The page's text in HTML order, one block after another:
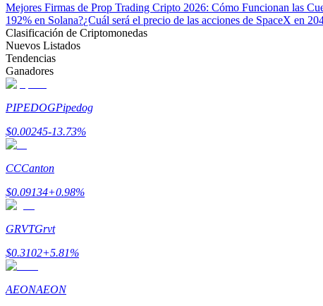
Power Piggy
Gana recompensas competitivas diariamente
Staking
Alta rentabilidad y acceso instantáneo
Mejores Firmas de Prop Trading Cripto 2026: Cómo Funcionan las
192% en Solana?¿Cuál será el precio de las acciones de SpaceX en
Clasificación de Criptomonedas
Nuevos Listados
Tendencias
Ganadores
PIPEDOGPipedog
$0.00245-13.73%
CCCanton
$0.09134+0.98%
GRVTGrvt
$0.3102+5.81%
AEONAEON